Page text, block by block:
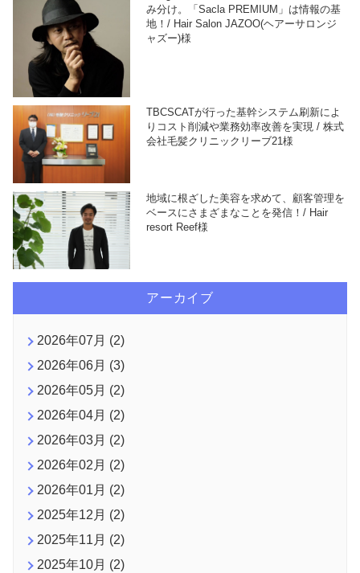
み分け。「Sacla PREMIUM」は情報の基
地！/ Hair Salon JAZOO(ヘアーサロンジ
ャズー)様
TBCSCATが行った基幹システム刷新によ
りコスト削減や業務効率改善を実現 / 株式
会社毛髪クリニックリーブ21様
地域に根ざした美容を求めて、顧客管理を
ベースにさまざまなことを発信！/ Hair
resort Reef様
アーカイブ
2026年07月 (2)
2026年06月 (3)
2026年05月 (2)
2026年04月 (2)
2026年03月 (2)
2026年02月 (2)
2026年01月 (2)
2025年12月 (2)
2025年11月 (2)
2025年10月 (2)